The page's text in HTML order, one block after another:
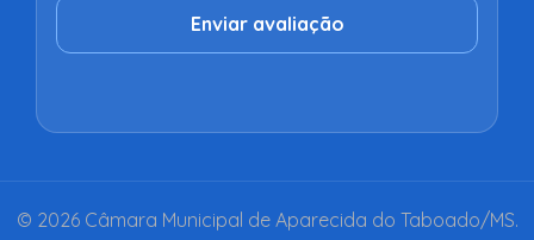
Enviar avaliação
© 2026 Câmara Municipal de Aparecida do Taboado/MS.